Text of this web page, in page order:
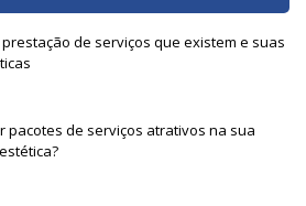
de serviços que existem e suas
pacotes de serviços atrativos na sua